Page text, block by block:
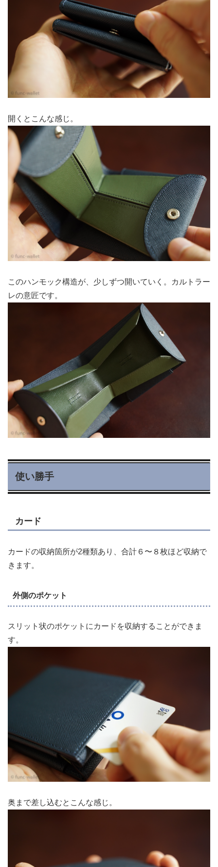
開くとこんな感じ。
このハンモック構造が、少しずつ開いていく。カルトラー
レの意匠です。
使い勝手
カード
カードの収納箇所が2種類あり、合計６〜８枚ほど収納で
きます。
外側のポケット
スリット状のポケットにカードを収納することができま
す。
奥まで差し込むとこんな感じ。